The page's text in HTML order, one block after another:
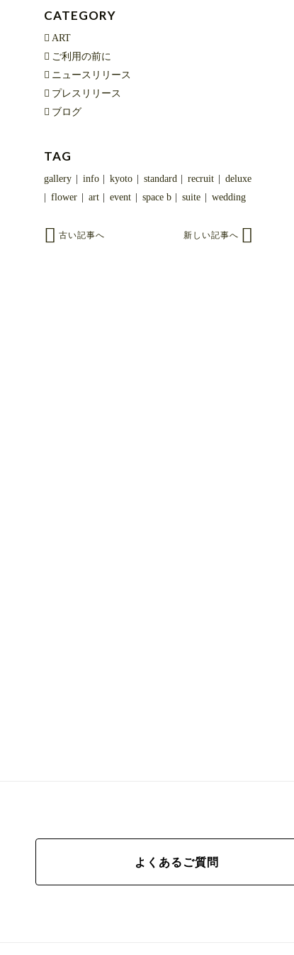
CATEGORY
ART
ご利用の前に
ニュースリリース
プレスリリース
ブログ
TAG
gallery info kyoto standard recruit
deluxe
flower
art event space b suite wedding
古い記事へ 新しい記事へ
よくあるご質問